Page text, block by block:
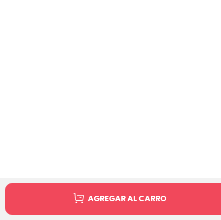
AGREGAR AL CARRO